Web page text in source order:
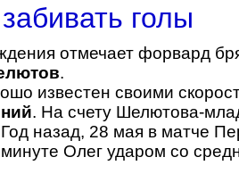
голы
отмечает форвард
.
известен своими
. На счету Шелютова-
назад, 28 мая в матче
Олег ударом со